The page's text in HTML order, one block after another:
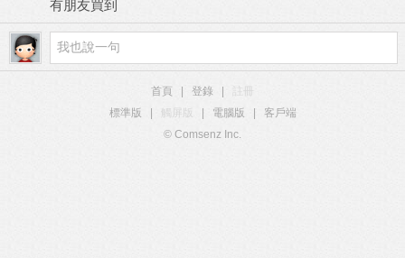
有朋友買到
首頁 登錄
標準版
觸屏版 電腦版
客戶端
© Comsenz Inc.